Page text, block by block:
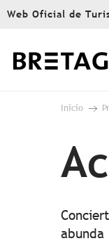
Aller
principal
Web Oficial de
Inicio